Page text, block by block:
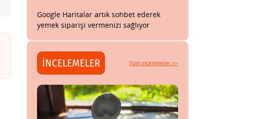
Google Haritalar artık sohbet ederek
yemek siparişi vermenizi sağlıyor
İNCELEMELER Tüm incelemeler >>